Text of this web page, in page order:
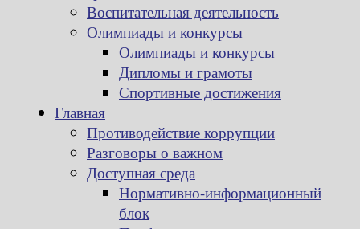
Воспитательная деятельность
Олимпиады и конкурсы
Олимпиады и конкурсы
Дипломы и грамоты
Спортивные достижения
Главная
Противодействие коррупции
Разговоры о важном
Доступная среда
Нормативно-информационный
блок